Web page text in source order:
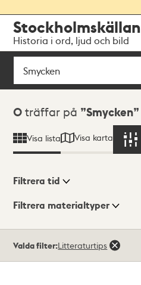
navigationen
huvudinnehållet
Stockholmskällan
Historia i ord, ljud och bild
Sök
Sökresultat
0 träffar på Smycken
Visa lista Visa karta
Visningsläge
Filtrera tid
Filtrera materialtyper
träffar
Valda filter:Litteraturtips